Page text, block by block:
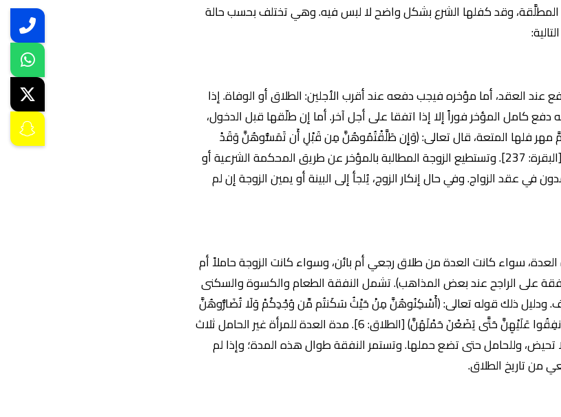
المطلَّقة، وقد كفلها الشرع بشكل واضح لا لبس فيه. وهي تختلف بحسب حالة
العقد، أما مؤخره فيجب دفعه عند أقرب الأجلين: الطلاق أو الوفاة. إذا
كامل المؤخر فوراً إلا إذا اتفقا على أجل آخر. أما إن طلّقها قبل الدخول،
مهر فلها المتعة، قال تعالى: (وَإِن طَلَّقْتُمُوهُنَّ مِن قَبْلِ أَن تَمَسُّوهُنَّ وَقَدْ
فَرَضْتُمْ لَهُنَّ فَرِيضَةً فَنِصْفُ مَا فَرَضْتُمْ) [البقرة: 237]. وتستطيع الزوجة المطالبة بالمؤخر عن طريق المحكمة الشرعية أو
عقد الزواج. وفي حال إنكار الزوج، يُلجأ إلى البينة أو يمين الزوجة إن لم
سواء كانت العدة من طلاق رجعي أم بائن، وسواء كانت الزوجة حاملاً أم
على الراجح عند بعض المذاهب). تشمل النفقة الطعام والكسوة والسكنى
ودليل ذلك قوله تعالى: (أَسْكِنُوهُنَّ مِنْ حَيْثُ سَكَنتُم مِّن وُجْدِكُمْ وَلَا تُضَارُّوهُنَّ
لِتُضَيِّقُوا عَلَيْهِنَّ وَإِن كُنَّ أُولَاتِ حَمْلٍ فَأَنفِقُوا عَلَيْهِنَّ حَتَّى يَضَعْنَ حَمْلَهُنَّ) [الطلاق: 6]. مدة العدة للمرأة غير الحامل ثلاث
تحيض، وللحامل حتى تضع حملها. وتستمر النفقة طوال هذه المدة؛ وإذا لم
من تاريخ الطلاق.